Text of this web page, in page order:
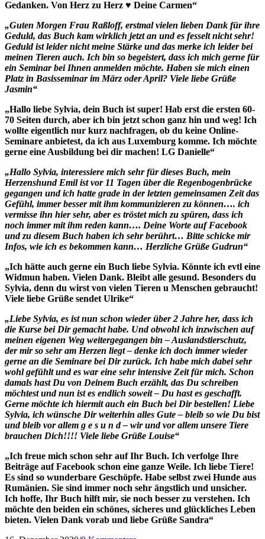
Gedanken. Von Herz zu Herz ♥ Deine Carmen“
„Guten Morgen Frau Raßloff, erstmal vielen lieben Dank für ihre
Geduld, das Buch kam wirklich jetzt an und es fesselt nicht sehr!
Geduld ist leider nicht meine Stärke und das merke ich leider bei
meinen Tieren auch. Ich bin so begeistert, dass ich mich gerne für
ein Seminar bei Ihnen anmelden möchte. Haben sie mich einen
Platz in Basisseminar im März oder April? Viele liebe Grüße
Jasmin“
„Hallo liebe Sylvia, dein Buch ist super! Hab erst die ersten 60-
70 Seiten durch, aber ich bin jetzt schon ganz hin und weg! Ich
wollte eigentlich nur kurz nachfragen, ob du keine Online-
Seminare anbietest, da ich aus Luxemburg komme. Ich möchte
gerne eine Ausbildung bei dir machen! LG Danielle“
„Hallo Sylvia, interessiere mich sehr für dieses Buch, mein
Herzenshund Emil ist vor 11 Tagen über die Regenbogenbrücke
gegangen und ich hatte grade in der letzten gemeinsamen Zeit das
Gefühl, immer besser mit ihm kommunizieren zu können…. ich
vermisse ihn hier sehr, aber es tröstet mich zu spüren, dass ich
noch immer mit ihm reden kann…. Deine Worte auf Facebook
und zu diesem Buch haben ich sehr berührt… Bitte schicke mir
Infos, wie ich es bekommen kann… Herzliche Grüße Gudrun“
„Ich hätte auch gerne ein Buch liebe Sylvia. Könnte ich evtl eine
Widmun haben. Vielen Dank. Bleibt alle gesund. Besonders du
Sylvia, denn du wirst von vielen Tieren u Menschen gebraucht!
Viele liebe Grüße sendet Ulrike“
„Liebe Sylvia, es ist nun schon wieder über 2 Jahre her, dass ich
die Kurse bei Dir gemacht habe. Und obwohl ich inzwischen auf
meinen eigenen Weg weitergegangen bin – Auslandstierschutz,
der mir so sehr am Herzen liegt – denke ich doch immer wieder
gerne an die Seminare bei Dir zurück. Ich habe mich dabei sehr
wohl gefühlt und es war eine sehr intensive Zeit für mich. Schon
damals hast Du von Deinem Buch erzählt, das Du schreiben
möchtest und nun ist es endlich soweit – Du hast es geschafft.
Gerne möchte ich hiermit auch ein Buch bei Dir bestellen! Liebe
Sylvia, ich wünsche Dir weiterhin alles Gute – bleib so wie Du bist
und bleib vor allem g e s u n d – wir und vor allem unsere Tiere
brauchen Dich!!!! Viele liebe Grüße Louise“
„Ich freue mich schon sehr auf Ihr Buch. Ich verfolge Ihre
Beiträge auf Facebook schon eine ganze Weile. Ich liebe Tiere!
Es sind so wunderbare Geschöpfe. Habe selbst zwei Hunde aus
Rumänien. Sie sind immer noch sehr ängstlich und unsicher.
Ich hoffe, Ihr Buch hilft mir, sie noch besser zu verstehen. Ich
möchte den beiden ein schönes, sicheres und glückliches Leben
bieten. Vielen Dank vorab und liebe Grüße Sandra“